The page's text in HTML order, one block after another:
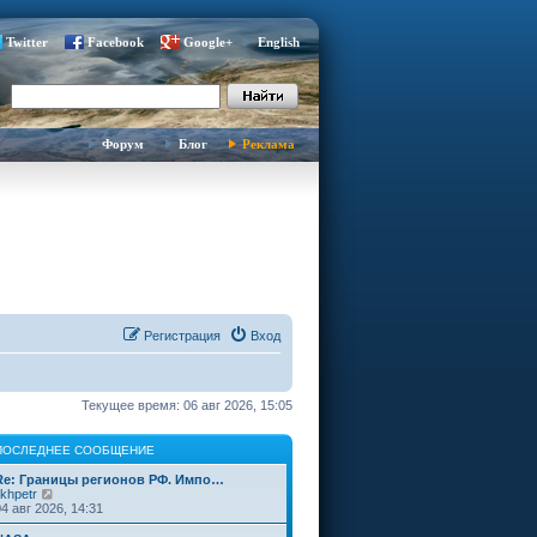
Twitter Facebook Google+ English
Форум Блог Реклама
Вход
Регистрация
Текущее время: 06 авг 2026, 15:05
СООБЩЕНИЕ
Границы регионов РФ. Импо…
е
р
авг 2026, 14:31